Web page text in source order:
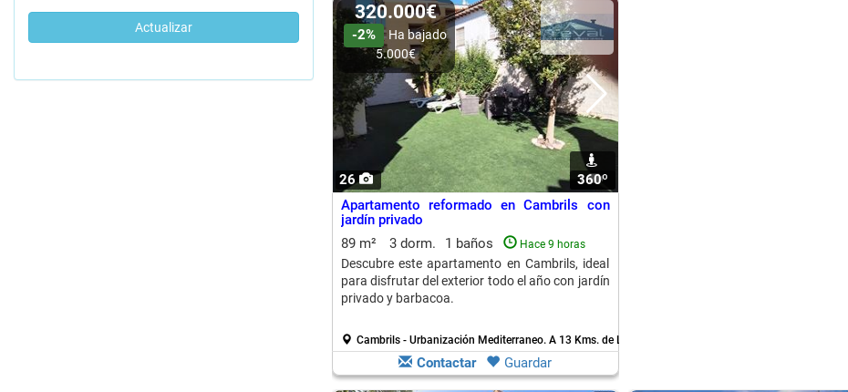
Actualizar
26 1
360º
320.000€
-2%
Ha bajado
5.000€
Apartamento reformado en Cambrils con
jardín privado
89 m²
3 dorm. 1 baños Hace 9 horas
Descubre este apartamento en Cambrils, ideal
para disfrutar del exterior todo el año con jardín
privado y barbacoa.
Cambrils - Urbanización Mediterraneo. A 13 Kms. de L´Hospitalet De L´Infant
Contactar Guardar